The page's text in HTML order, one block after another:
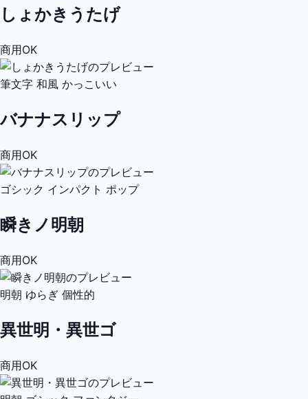
しょかきうたげ
商用OK
筆文字 和風 かっこいい
バナナスリップ
商用OK
ゴシック インパクト ポップ
瞬きノ明朝
商用OK
明朝 ゆらぎ 個性的
異世明・異世ゴ
商用OK